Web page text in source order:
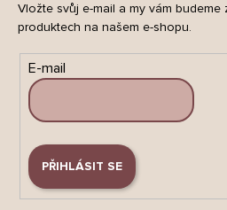
Vložte svůj e-mail a my vám
produktech na našem e-shopu.
E-mail
PŘIHLÁSIT SE